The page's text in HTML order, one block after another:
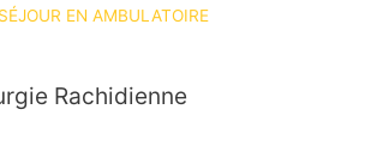
EN AMBULATOIRE
Rachidienne